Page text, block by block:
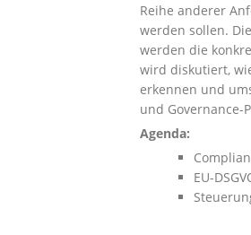
Reihe anderer
werden sollen.
werden die
wird diskutiert,
erkennen und
und Governance-
Agenda:
EU-